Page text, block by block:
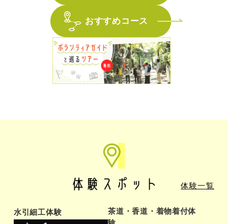
おすすめコース
体験一覧
水引細工体験
茶道・香道・着物着付体